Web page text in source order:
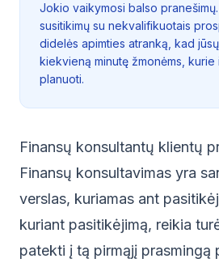
Jokio vaikymosi balso
susitikimų su nekvalifikuotais
didelės apimties atranką, kad
kiekvieną minutę žmonėms,
planuoti.
Finansų konsultantų klientų
Finansų konsultavimas yra
verslas, kuriamas ant
kuriant pasitikėjimą, reikia
patekti į tą pirmąjį prasmingą